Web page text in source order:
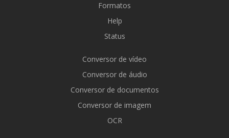
Formatos
Help
Status
Conversor de vídeo
Conversor de áudio
Conversor de documentos
Conversor de imagem
OCR